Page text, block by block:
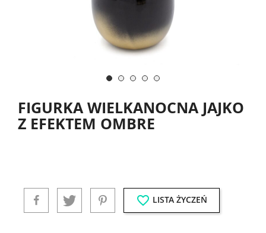
FIGURKA WIELKANOCNA JAJKO
Z EFEKTEM OMBRE
favorite_border LISTA ŻYCZEŃ